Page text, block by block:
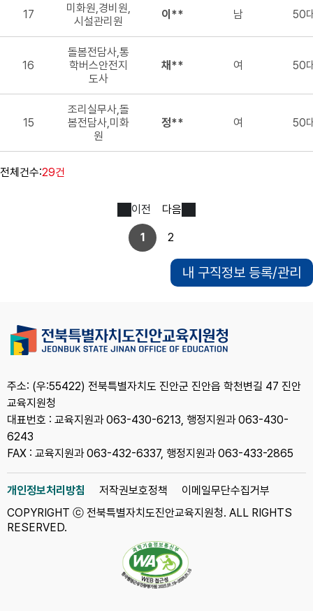
17
미화원,경비원,
시설관리원
이** 남 50
16
돌봄전담사,통
학버스안전지
도사
채** 여 50
15
조리실무사,돌
봄전담사,미화
원
정** 여 50
전체건수:29건
이전
1 2
다음
내 구직정보 등록/관리
주소: (우:55422) 전북특별자치도 진안군 진안읍 학천변길 47 진안
교육지원청
대표번호 : 교육지원과 063-430-6213, 행정지원과 063-430-
6243
FAX : 교육지원과 063-432-6337, 행정지원과 063-433-2865
개인정보처리방침 저작권보호정책
이메일무단수집거부
COPYRIGHT ⓒ 전북특별자치도진안교육지원청. ALL RIGHTS
RESERVED.